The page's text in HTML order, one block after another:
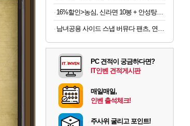
16%할인>농심, 신라면 10봉 + 안성탕면 5봉 + 너구리 5봉, 20봉
남녀공용 사이드 스냅 버뮤다 팬츠, 연회색, L, 1장
PC 견적이 궁금하다면?
IT인벤 견적게시판
매일매일,
인벤 출석체크!
주사위 굴리고 포인트!